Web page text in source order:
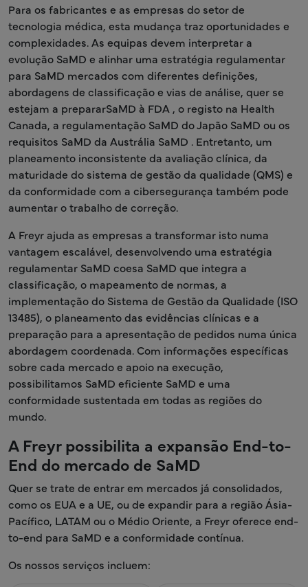
Para os fabricantes e as empresas do setor de
tecnologia médica, esta mudança traz oportunidades e
complexidades. As equipas devem interpretar a
evolução SaMD e alinhar uma estratégia regulamentar
para SaMD mercados com diferentes definições,
abordagens de classificação e vias de análise, quer se
estejam a prepararSaMD à FDA , o registo na Health
Canada, a regulamentação SaMD do Japão SaMD ou os
requisitos SaMD da Austrália SaMD . Entretanto, um
planeamento inconsistente da avaliação clínica, da
maturidade do sistema de gestão da qualidade (QMS) e
da conformidade com a cibersegurança também pode
aumentar o trabalho de correção.
A Freyr ajuda as empresas a transformar isto numa
vantagem escalável, desenvolvendo uma estratégia
regulamentar SaMD coesa SaMD que integra a
classificação, o mapeamento de normas, a
implementação do Sistema de Gestão da Qualidade (ISO
13485), o planeamento das evidências clínicas e a
preparação para a apresentação de pedidos numa única
abordagem coordenada. Com informações específicas
sobre cada mercado e apoio na execução,
possibilitamos SaMD eficiente SaMD e uma
conformidade sustentada em todas as regiões do
mundo.
A Freyr possibilita a expansão End-to-
End do mercado de SaMD
Quer se trate de entrar em mercados já consolidados,
como os EUA e a UE, ou de expandir para a região Ásia-
Pacífico, LATAM ou o Médio Oriente, a Freyr oferece end-
to-end para SaMD e a conformidade contínua.
Os nossos serviços incluem: